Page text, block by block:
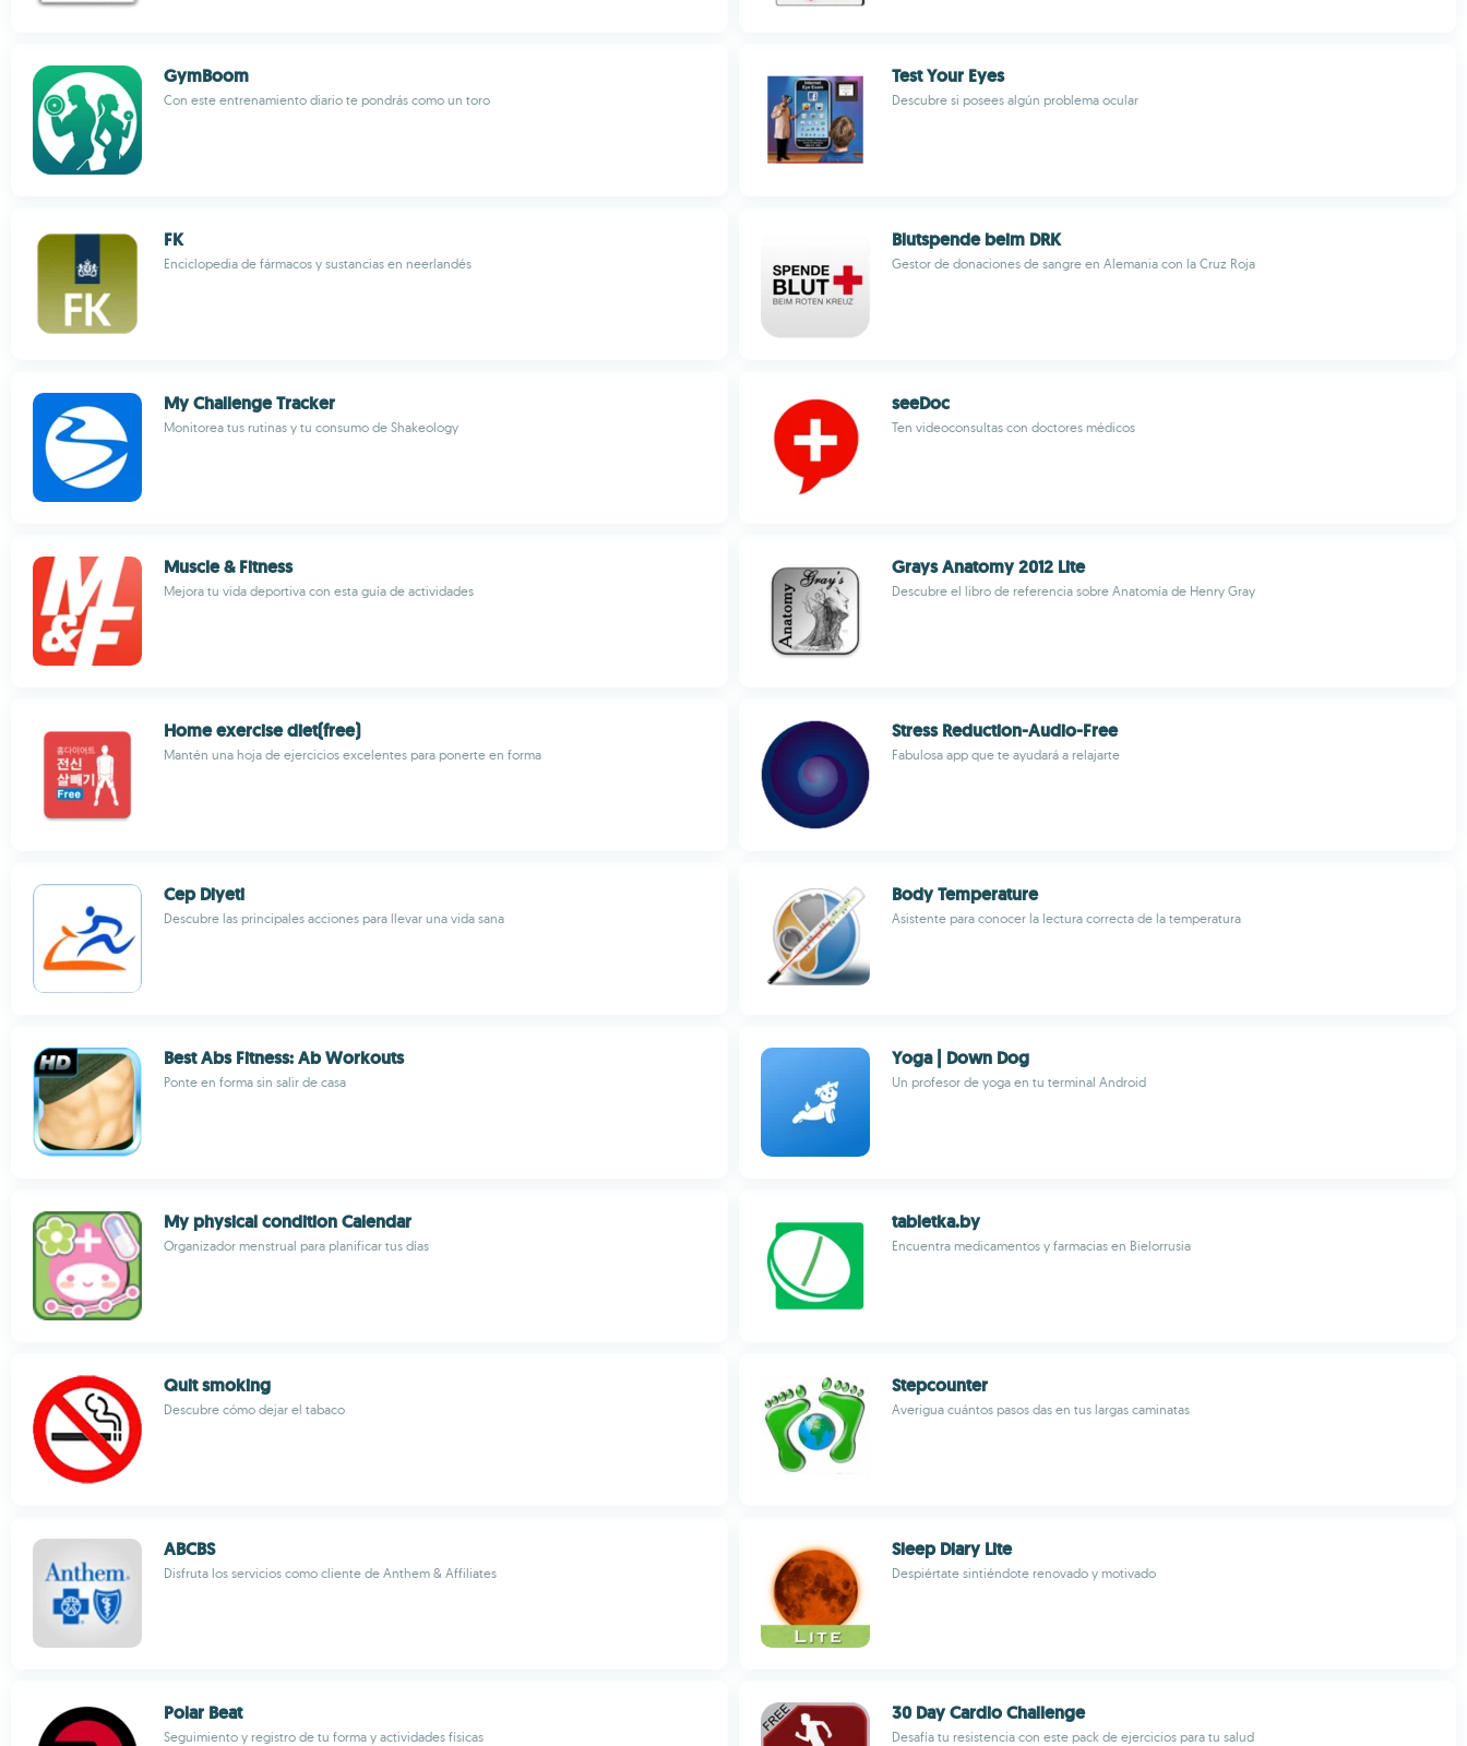
GymBoom
Con este entrenamiento diario te pondrás como un toro
Test Your Eyes
Descubre si posees algún problema ocular
FK
Enciclopedia de fármacos y sustancias en neerlandés
Blutspende beim DRK
Gestor de donaciones de sangre en Alemania con la Cruz Roja
My Challenge Tracker
Monitorea tus rutinas y tu consumo de Shakeology
seeDoc
Ten videoconsultas con doctores médicos
Muscle & Fitness
Mejora tu vida deportiva con esta guía de actividades
Grays Anatomy 2012 Lite
Descubre el libro de referencia sobre Anatomía de Henry Gray
Home exercise diet(free)
Mantén una hoja de ejercicios excelentes para ponerte en forma
Stress Reduction-Audio-Free
Fabulosa app que te ayudará a relajarte
Cep Diyeti
Descubre las principales acciones para llevar una vida sana
Body Temperature
Asistente para conocer la lectura correcta de la temperatura
Best Abs Fitness: Ab Workouts
Ponte en forma sin salir de casa
Yoga | Down Dog
Un profesor de yoga en tu terminal Android
My physical condition Calendar
Organizador menstrual para planificar tus días
tabletka.by
Encuentra medicamentos y farmacias en Bielorrusia
Quit smoking
Descubre cómo dejar el tabaco
Stepcounter
Averigua cuántos pasos das en tus largas caminatas
ABCBS
Disfruta los servicios como cliente de Anthem & Affiliates
Sleep Diary Lite
Despiértate sintiéndote renovado y motivado
Polar Beat
Seguimiento y registro de tu forma y actividades físicas
30 Day Cardio Challenge
Desafía tu resistencia con este pack de ejercicios para tu salud